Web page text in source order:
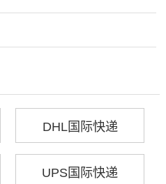
DHL国际快递
UPS国际快递